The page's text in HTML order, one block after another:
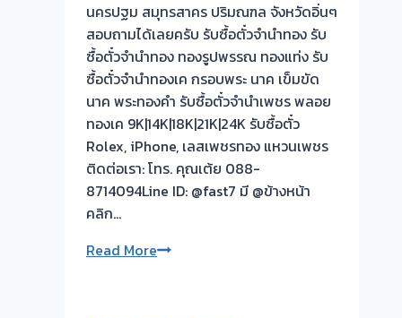
นนทบุรี
ครับ
นครปฐม สมุทรสาคร ปริมณฑล จังหวัดอิ่นๆ
สอบถามได้เลยครับ รับซื้อตั๋วจำนำทอง รับ
ซื้อตั๋วจำนำทอง ทองรูปพรรณ ทองแท่ง รับ
ซื้อตั๋วจำนำทองเค กรอบพระ นาค เข็มขัด
นาค พระทองคำ รับซื้อตั๋วจำนำเพชร พลอย
ทองเค 9K|14K|18K|21K|24K รับซื้อตั๋ว
Rolex, iPhone, เลสเพชรทอง แหวนเพชร
ติดต่อเรา: โทร. คุณเต้ย 088-
8714094Line ID: @fast7 มี @ข้างหน้า
คลิก…
Read Moreรับ